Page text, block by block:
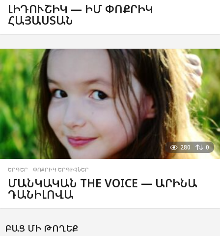
ԼԻԴՈՒՇԻԿ — ԻՄ ՓՈՔՐԻԿ
ՀԱՅԱՍՏԱՆ
280 0
ԵՐԳԵՐ ,ՓՈՔՐԻԿ ԵՐԳԻՉՆԵՐ
ՄԱՆԿԱԿԱՆ THE VOICE — ԱՐԻՆԱ
ԴԱՆԻԼՈՎԱ
ԲԱՑ ՄԻ ԹՈՂԵՔ